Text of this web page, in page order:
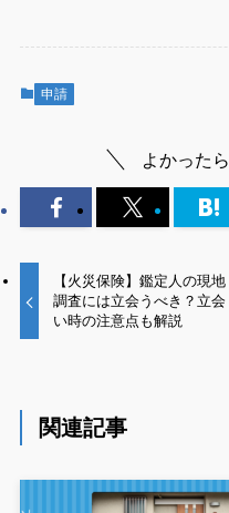
申請
よかった
【火災保険】鑑定人の現地
調査には立会うべき？立会
い時の注意点も解説
関連記事